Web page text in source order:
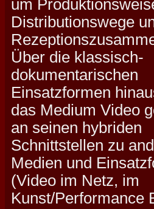
um
Distributionswege
Über die klassisch-
dokumentarischen
Einsatzformen
das Medium Video
an seinen hybriden
Schnittstellen zu
Medien und
(Video im Netz, im
Kunst/Performance